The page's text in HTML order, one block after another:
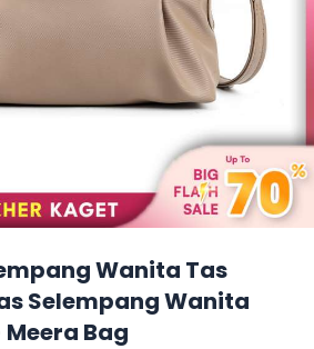
Wanita Tas
Selempang Wanita
Bag